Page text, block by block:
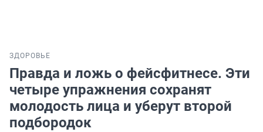
ЗДОРОВЬЕ
Правда и ложь о фейсфитнесе. Эти
четыре упражнения сохранят
молодость лица и уберут второй
подбородок